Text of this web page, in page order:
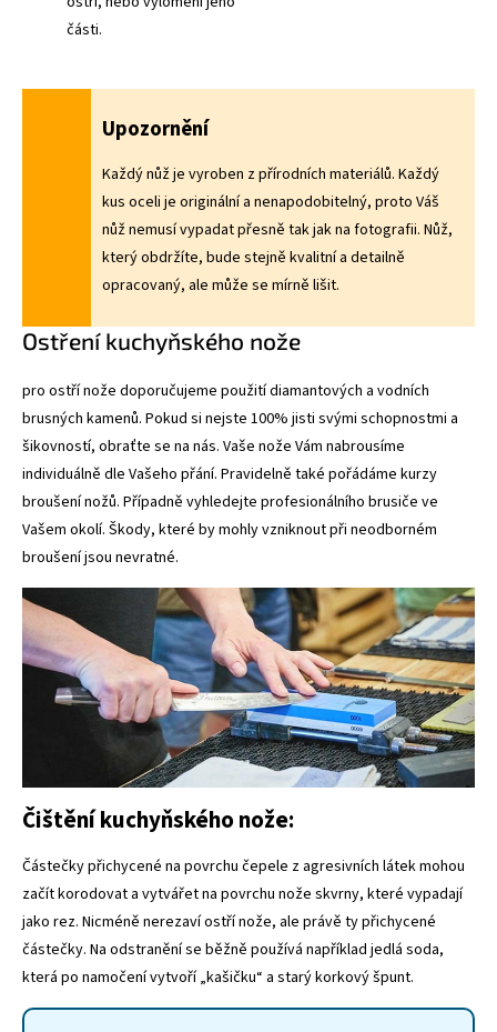
části.
Upozornění
Každý nůž je vyroben z přírodních materiálů. Každý
kus oceli je originální a nenapodobitelný, proto Váš
nůž nemusí vypadat přesně tak jak na fotografii. Nůž,
který obdržíte, bude stejně kvalitní a detailně
opracovaný, ale může se mírně lišit.
Ostření kuchyňského nože
pro ostří nože doporučujeme použití diamantových a vodních
brusných kamenů. Pokud si nejste 100% jisti svými schopnostmi a
šikovností, obraťte se na nás. Vaše nože Vám nabrousíme
individuálně dle Vašeho přání. Pravidelně také pořádáme kurzy
broušení nožů. Případně vyhledejte profesionálního brusiče ve
Vašem okolí. Škody, které by mohly vzniknout při neodborném
broušení jsou nevratné.
Čištění kuchyňského nože:
Částečky přichycené na povrchu čepele z agresivních látek mohou
začít korodovat a vytvářet na povrchu nože skvrny, které vypadají
jako rez. Nicméně nerezaví ostří nože, ale právě ty přichycené
částečky. Na odstranění se běžně používá například jedlá soda,
která po namočení vytvoří „kašičku“ a starý korkový špunt.